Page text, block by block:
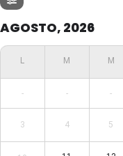
AGOSTO, 2026
- - -
3 4 5